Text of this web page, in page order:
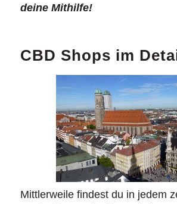
deine Mithilfe!
CBD Shops im
Mittlerweile findest du in jedem